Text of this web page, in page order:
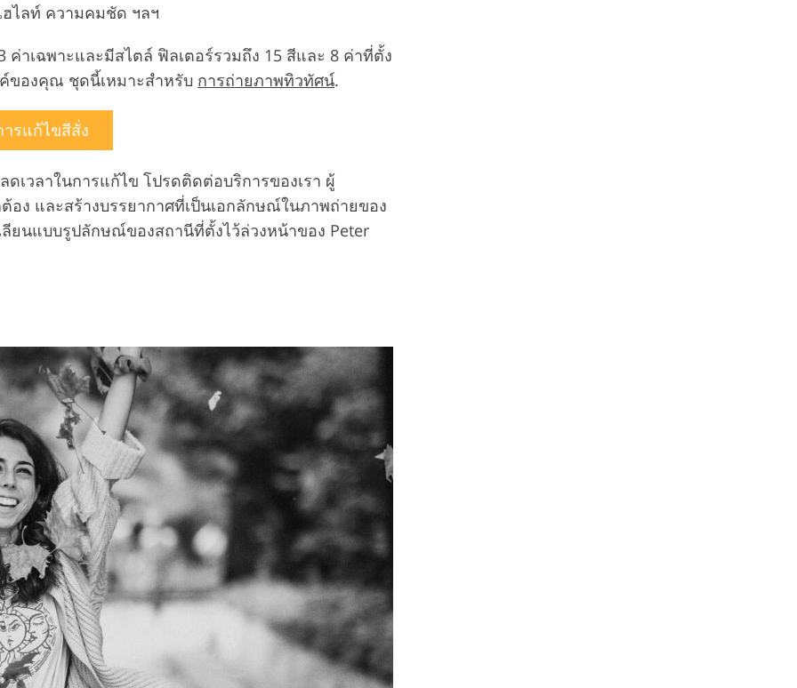
ไลท์ ความคมชัด ฯลฯ
าเฉพาะและมีสไตล์ ฟิลเตอร์รวมถึง 15 สีและ 8 ค่าที่ตั้ง
ของคุณ ชุดนี้เหมาะสำหรับ การถ่ายภาพทิวทัศน์.
ารแก้ไขสีสั่ง
วลาในการแก้ไข โปรดติดต่อบริการของเรา ผู้
ง และสร้างบรรยากาศที่เป็นเอกลักษณ์ในภาพถ่ายของ
ยนแบบรูปลักษณ์ของสถานีที่ตั้งไว้ล่วงหน้าของ Peter